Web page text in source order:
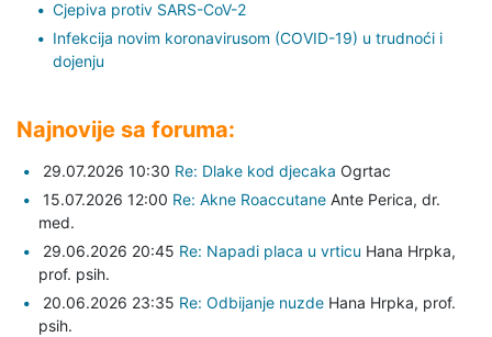
Cjepiva protiv SARS-CoV-2
Infekcija novim koronavirusom (COVID-19) u trudnoći i
dojenju
Najnovije sa foruma:
29.07.2026 10:30 Re: Dlake kod djecaka Ogrtac
15.07.2026 12:00 Re: Akne Roaccutane Ante Perica, dr.
med.
29.06.2026 20:45 Re: Napadi placa u vrticu Hana Hrpka,
prof. psih.
20.06.2026 23:35 Re: Odbijanje nuzde Hana Hrpka, prof.
psih.